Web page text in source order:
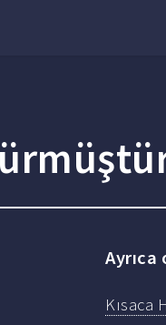
Ayrıca
Kısaca